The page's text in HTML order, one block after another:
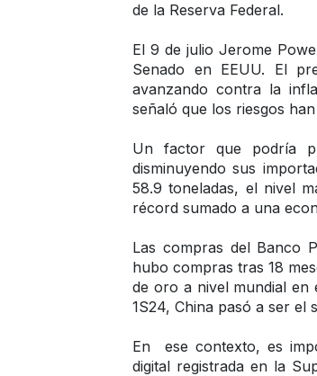
de la Reserva Federal.
El 9 de julio Jerome
Senado en EEUU. El
avanzando contra la
señaló que los riesgos
Un factor que podría
disminuyendo sus
58.9 toneladas, el nivel
récord sumado a una
Las compras del Banco
hubo compras tras 18
de oro a nivel mundial en
1S24, China pasó a ser el
En  ese contexto, es
digital registrada en la